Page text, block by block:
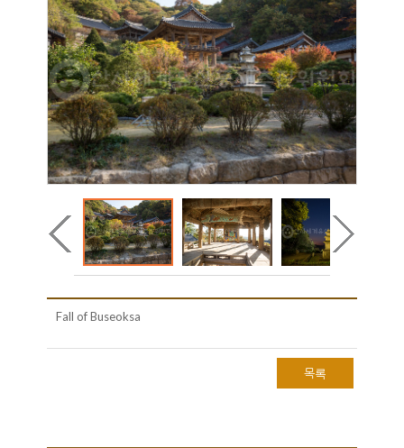
Fall of Buseoksa
목록